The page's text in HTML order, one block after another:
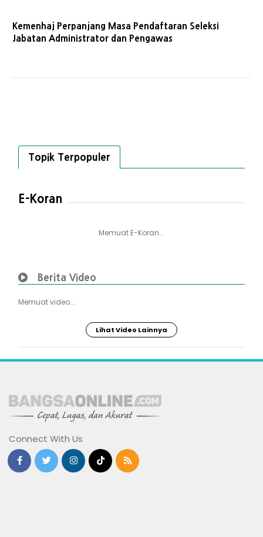
Kemenhaj Perpanjang Masa Pendaftaran Seleksi
Jabatan Administrator dan Pengawas
Topik Terpopuler
E-Koran
Memuat E-Koran...
Berita Video
Memuat video...
Lihat Video Lainnya
Connect With Us